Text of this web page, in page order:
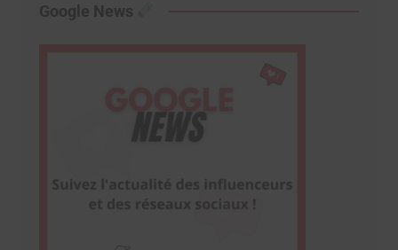
Google News